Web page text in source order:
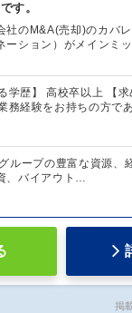
す。
社のM&A(売却)のカバ
ーション）がメインミ
る学歴】 高校卒以上 【
務経験をお持ちの方で
ループの豊富な資源、
、バイアウト…
掲